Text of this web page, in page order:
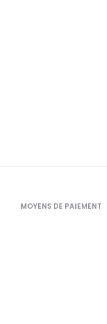
MOYENS DE PAIEMENT